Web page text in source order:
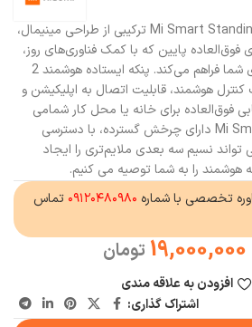
پنکه شیائومی مدل Mi Smart Standing Fan2 ترکیبی از طراحی مینیمال،
فوق‌العاده پایین که با کمک فناوری‌های روز،
خنک‌کنندگی بی‌نظیری را برای شما فراهم می‌کند. پنکه ایستاده هوشمند 2
هوشمند، قابلیت اتصال به اپلیکیشن و
فوق‌العاده برای خانه یا محل کار شمامی
باشد. Mi Smart Standing Fan 2 دارای چرخش گسترده، با دسترسی
تواند نسیم سه بعدی ملایم‌تری را ایجاد
هوشمند را به شما توصیه می کنیم.
تخصصی با شماره ۰۹۱۲۰۴۸۰۹۸۰ تماس
19,000,000 تومان
افزودن به علاقه مندی
اشتراک گذاری: